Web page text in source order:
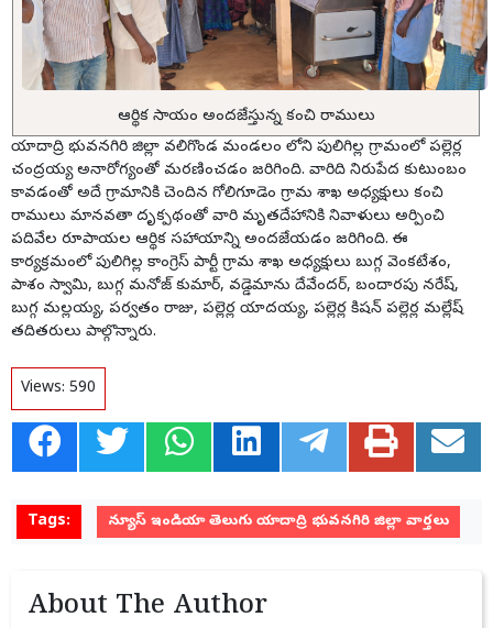
ఆర్థిక సాయం అందజేస్తున్న కంచి రాములు
యాదాద్రి భువనగిరి జిల్లా వలిగొండ మండలం లోని పులిగిల్ల గ్రామంలో పల్లెర్ల
చంద్రయ్య అనారోగ్యంతో మరణించడం జరిగింది. వారిది నిరుపేద కుటుంబం
కావడంతో అదే గ్రామానికి చెందిన గోలిగూడెం గ్రామ శాఖ అధ్యక్షులు కంచి
రాములు మానవతా దృక్పథంతో వారి మృతదేహానికి నివాళులు అర్పించి
పదివేల రూపాయల ఆర్థిక సహాయాన్ని అందజేయడం జరిగింది. ఈ
కార్యక్రమంలో పులిగిల్ల కాంగ్రెస్ పార్టీ గ్రామ శాఖ అధ్యక్షులు బుగ్గ వెంకటేశం,
పాశం స్వామి, బుగ్గ మనోజ్ కుమార్, వడ్డెమాను దేవేందర్, బందారపు నరేష్,
బుగ్గ మల్లయ్య, పర్వతం రాజు, పల్లెర్ల యాదయ్య, పల్లెర్ల కిషన్ పల్లెర్ల మల్లేష్
తదితరులు పాల్గొన్నారు.
Views: 590
Tags: న్యూస్ ఇండియా తెలుగు యాదాద్రి భువనగిరి జిల్లా వార్తలు
About The Author